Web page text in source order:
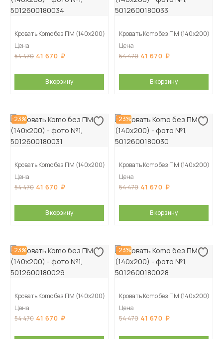
Кровать Komo без ПМ (140х200)
Цена
54 470 41 670
В корзину
Кровать Komo без ПМ (140х200)
Цена
54 470 41 670
В корзину
-23%
Кровать Komo без ПМ (140х200)
Цена
54 470 41 670
В корзину
-23%
Кровать Komo без ПМ (140х200)
Цена
54 470 41 670
В корзину
-23%
Кровать Komo без ПМ (140х200)
Цена
54 470 41 670
-23%
Кровать Komo без ПМ (140х200)
Цена
54 470 41 670